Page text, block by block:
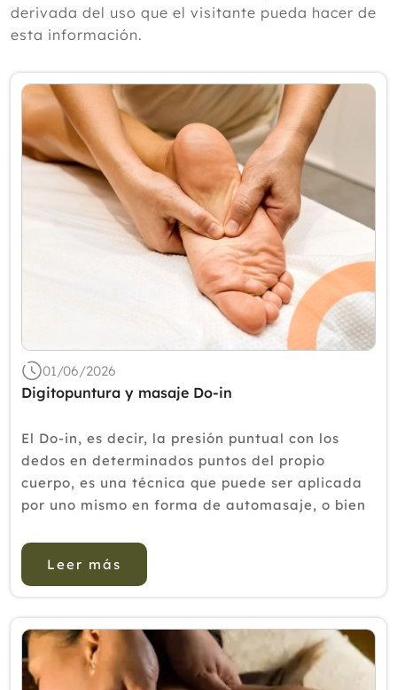
Marzo
Enero
2025
2024
2023
2022
2021
2016
2014
2013
derivada del uso que el visitante pueda hacer de
esta información.
01/06/2026
Digitopuntura y masaje Do-in
El Do-in, es decir, la presión puntual con los
dedos en determinados puntos del propio
cuerpo, es una técnica que puede ser aplicada
por uno mismo en forma de automasaje, o bien
En general mejora el fl ujo de energía en el
orga...Leer más